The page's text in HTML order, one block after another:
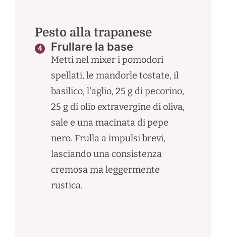
Pesto alla trapanese
Frullare la base
Metti nel mixer i pomodori
spellati, le mandorle tostate, il
basilico, l'aglio, 25 g di pecorino,
25 g di olio extravergine di oliva,
sale e una macinata di pepe
nero. Frulla a impulsi brevi,
lasciando una consistenza
cremosa ma leggermente
rustica.